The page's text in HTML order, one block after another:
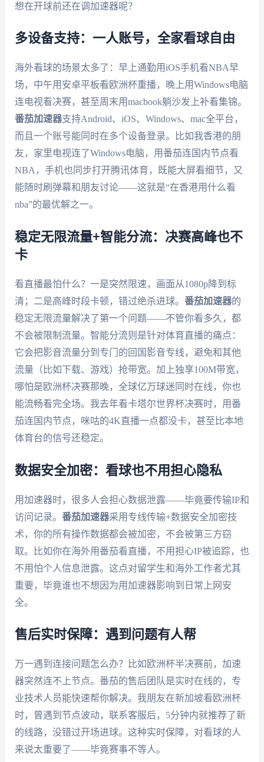
想在开球前还在调加速器呢？
多设备支持：一人账号，全家看球自由
海外看球的场景太多了：早上通勤用iOS手机看NBA早
场，中午用安卓平板看欧洲杯重播，晚上用Windows电脑
连电视看决赛，甚至周末用macbook躺沙发上补看集锦。
番茄加速器支持Android、iOS、Windows、mac全平台，
而且一个账号能同时在多个设备登录。比如我香港的朋
友，家里电视连了Windows电脑，用番茄连国内节点看
NBA，手机也同步打开腾讯体育，既能大屏看细节，又
能随时刷弹幕和朋友讨论——这就是“在香港用什么看
nba”的最优解之一。
稳定无限流量+智能分流：决赛高峰也不
卡
看直播最怕什么？一是突然限速，画面从1080p降到标
清；二是高峰时段卡顿，错过绝杀进球。 番茄加速器的
稳定无限流量解决了第一个问题——不管你看多久，都
不会被限制流量。智能分流则是针对体育直播的痛点：
它会把影音流量分到专门的回国影音专线，避免和其他
流量（比如下载、游戏）抢带宽。加上独享100M带宽，
哪怕是欧洲杯决赛那晚，全球亿万球迷同时在线，你也
能流畅看完全场。我去年看卡塔尔世界杯决赛时，用番
茄连国内节点，咪咕的4K直播一点都没卡，甚至比本地
体育台的信号还稳定。
数据安全加密：看球也不用担心隐私
用加速器时，很多人会担心数据泄露——毕竟要传输IP和
访问记录。 番茄加速器采用专线传输+数据安全加密技
术，你的所有操作数据都会被加密，不会被第三方窃
取。比如你在海外用番茄看直播，不用担心IP被追踪，也
不用怕个人信息泄露。这点对留学生和海外工作者尤其
重要，毕竟谁也不想因为用加速器影响到日常上网安
全。
售后实时保障：遇到问题有人帮
万一遇到连接问题怎么办？比如欧洲杯半决赛前，加速
器突然连不上节点。番茄的售后团队是实时在线的，专
业技术人员能快速帮你解决。我朋友在新加坡看欧洲杯
时，曾遇到节点波动，联系客服后，5分钟内就推荐了新
的线路，没错过开场进球。这种实时保障，对看球的人
来说太重要了——毕竟赛事不等人。